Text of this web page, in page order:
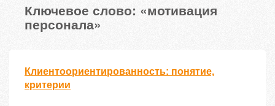
Ключевое слово: «мотивация
персонала»
Клиентоориентированность: понятие,
критерии